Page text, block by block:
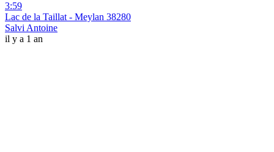
3:59
Lac de la Taillat - Meylan 38280
Salvi Antoine
il y a 1 an